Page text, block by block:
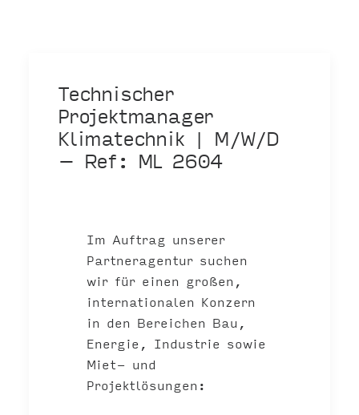
Technischer
Projektmanager
Klimatechnik | M/W/D
– Ref: ML 2604
Im Auftrag unserer
Partneragentur suchen
wir für einen großen,
internationalen Konzern
in den Bereichen Bau,
Energie, Industrie sowie
Miet- und
Projektlösungen: